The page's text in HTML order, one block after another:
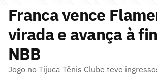
Franca vence
virada e avança à
NBB
Jogo no Tijuca Tênis Clube teve